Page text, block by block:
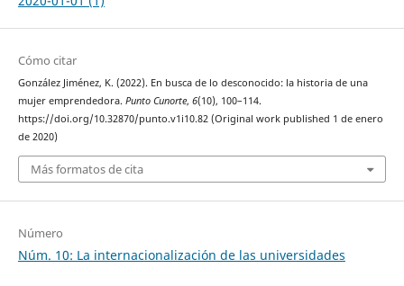
Cómo citar
González Jiménez, K. (2022). En busca de lo desconocido: la historia de una
mujer emprendedora. Punto Cunorte, 6(10), 100–114.
https://doi.org/10.32870/punto.v1i10.82 (Original work published 1 de enero
de 2020)
Más formatos de cita
Número
Núm. 10: La internacionalización de las universidades